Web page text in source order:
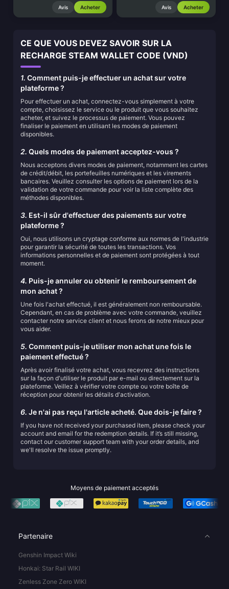
Avis Acheter Avis Acheter
CE QUE VOUS DEVEZ SAVOIR SUR LA
RECHARGE STEAM WALLET CODE (VND)
1. Comment puis-je effectuer un achat sur votre
plateforme ?
Pour effectuer un achat, connectez-vous simplement à votre
compte, choisissez le service ou le produit que vous souhaitez
acheter, et suivez le processus de paiement. Vous pouvez
finaliser le paiement en utilisant les modes de paiement
disponibles.
2. Quels modes de paiement acceptez-vous ?
Nous acceptons divers modes de paiement, notamment les cartes
de crédit/débit, les portefeuilles numériques et les virements
bancaires. Veuillez consulter les options de paiement lors de la
validation de votre commande pour voir la liste complète des
méthodes disponibles.
3. Est-il sûr d'effectuer des paiements sur votre
plateforme ?
Oui, nous utilisons un cryptage conforme aux normes de l'industrie
pour garantir la sécurité de toutes les transactions. Vos
informations personnelles et de paiement sont protégées à tout
moment.
4. Puis-je annuler ou obtenir le remboursement de
mon achat ?
Une fois l'achat effectué, il est généralement non remboursable.
Cependant, en cas de problème avec votre commande, veuillez
contacter notre service client et nous ferons de notre mieux pour
vous aider.
5. Comment puis-je utiliser mon achat une fois le
paiement effectué ?
Après avoir finalisé votre achat, vous recevrez des instructions
sur la façon d'utiliser le produit par e-mail ou directement sur la
plateforme. Veillez à vérifier votre compte ou votre boîte de
réception pour obtenir les détails d'activation.
6. Je n'ai pas reçu l'article acheté. Que dois-je faire ?
If you have not received your purchased item, please check your
account and email for the redemption details. If it’s still missing,
contact our customer support team with your order details, and
we'll resolve the issue promptly.
Moyens de paiement acceptés
Partenaire
Genshin Impact Wiki
Honkai: Star Rail WIKI
Zenless Zone Zero WIKI